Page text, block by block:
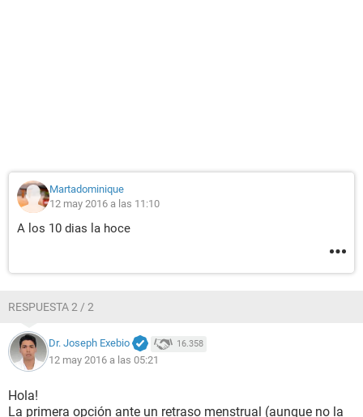
Martadominique
12 may 2016 a las 11:10
A los 10 dias la hoce
RESPUESTA 2 / 2
Dr. Joseph Exebio 16.358
12 may 2016 a las 05:21
Hola!
La primera opción ante un retraso menstrual (aunque no la